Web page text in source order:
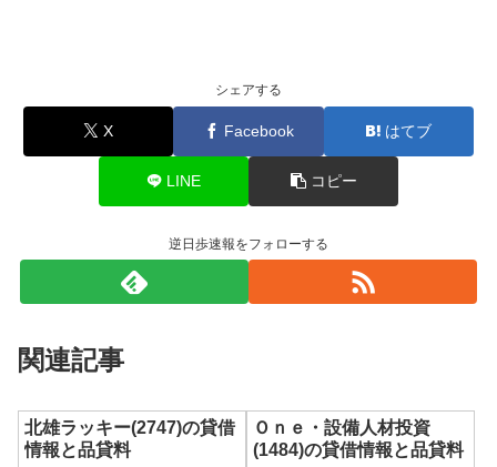
シェアする
X Facebook はてブ
LINE コピー
逆日歩速報をフォローする
関連記事
北雄ラッキー(2747)の貸借
情報と品貸料
Ｏｎｅ・設備人材投資
(1484)の貸借情報と品貸料